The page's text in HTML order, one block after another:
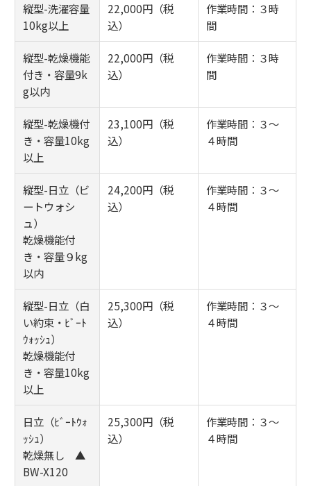
縦型-洗濯容量
10kg以上
22,000円（税
込）
作業時間：３時
間
縦型-乾燥機能
付き・容量9k
g以内
22,000円（税
込）
作業時間：３時
間
縦型-乾燥機付
き・容量10kg
以上
23,100円（税
込）
作業時間：３～
４時間
縦型-日立（ビ
ートウォシ
ュ）
乾燥機能付
き・容量９kg
以内
24,200円（税
込）
作業時間：３～
４時間
縦型-日立（白
い約束・ﾋﾞｰﾄ
ｳｫｯｼｭ）
乾燥機能付
き・容量10kg
以上
25,300円（税
込）
作業時間：３～
４時間
日立（ﾋﾞｰﾄｳｫ
ｯｼｭ）
乾燥無し ▲
BW-X120
25,300円（税
込）
作業時間：３～
４時間